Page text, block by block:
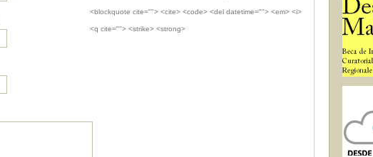
<blockquote cite=""> <cite> <code> <del datetime=""> <em> <i>
<q cite=""> <strike> <strong>